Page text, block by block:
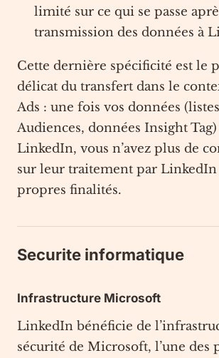
limité sur ce qui se passe
transmission des données à
Cette dernière spécificité est le
délicat du transfert dans le
Ads : une fois vos données
Audiences, données Insight
LinkedIn, vous n’avez plus de
sur leur traitement par LinkedIn
propres finalités.
Securite informatique
Infrastructure Microsoft
LinkedIn bénéficie de
sécurité de Microsoft, l’une des